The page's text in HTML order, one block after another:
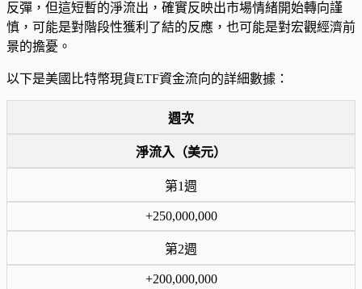
反彈，但這短暫的淨流出，確實反映出市場情緒開始轉向謹
慎，可能是對階段性獲利了結的反應，也可能是對宏觀經濟前
景的擔憂。
以下是美國比特幣現貨ETF資金流向的詳細數據：
週次
淨流入（美元）
第1週
+250,000,000
第2週
+200,000,000